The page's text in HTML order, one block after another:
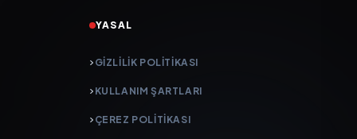
YASAL
GIZLILIK POLITIKASI
KULLANIM ŞARTLARI
ÇEREZ POLITIKASI